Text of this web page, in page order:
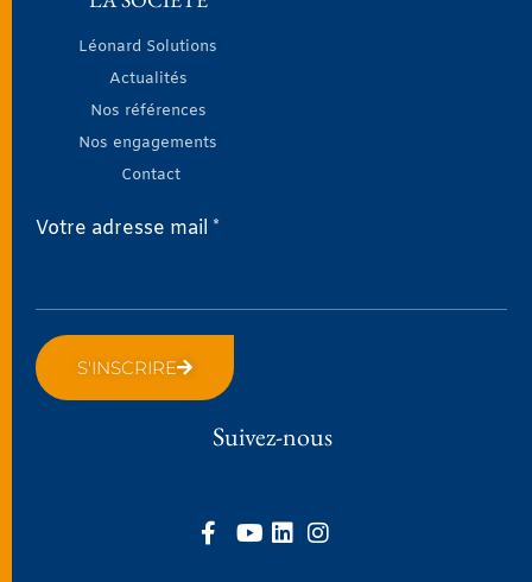
Léonard Solutions
Actualités
Nos références
Nos engagements
Contact
Votre adresse mail *
S'INSCRIRE
Suivez-nous